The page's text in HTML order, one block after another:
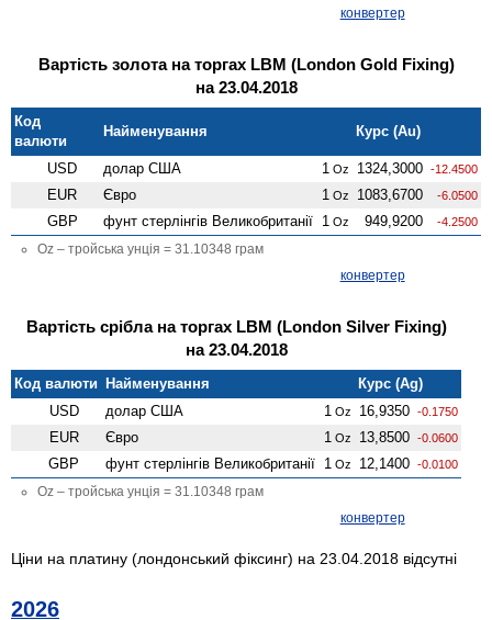
конвертер
Вартість золота на торгах LBM (London Gold Fixing)
на 23.04.2018
Код
валюти
Найменування Курс (Au)
USD долар США 1 Oz 1324,3000 -12.4500
EUR Євро 1 Oz 1083,6700 -6.0500
GBP фунт стерлінгів Велико­британії 1 Oz 949,9200 -4.2500
Oz – тройська унція = 31.10348 грам
конвертер
Вартість срібла на торгах LBM (London Silver Fixing)
на 23.04.2018
Код валюти Найменування
Курс (Ag)
USD
долар США 1 Oz 16,9350 -0.1750
EUR Євро 1 Oz 13,8500 -0.0600
GBP фунт стерлінгів Велико­британії 1 Oz 12,1400 -0.0100
Oz – тройська унція = 31.10348 грам
конвертер
Ціни на платину (лондонський фіксинг) на 23.04.2018 відсутні
2026